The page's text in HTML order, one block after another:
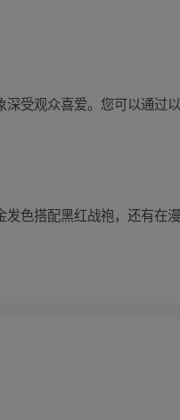
受观众喜爱。您可以通过
色搭配黑红战袍，还有在